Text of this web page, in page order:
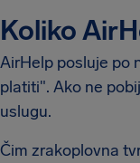
Koliko
AirHelp posluje po
platiti". Ako ne
uslugu.
Čim zrakoplovna